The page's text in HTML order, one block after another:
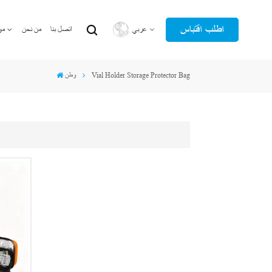
من نحن اتصل بنا عربي اطلب اقتباس
وطن Vial Holder Storage Protector Bag